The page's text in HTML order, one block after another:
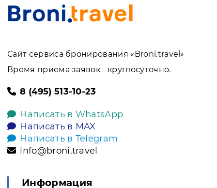
Сайт сервиса бронирования «Broni.travel»
Время приема заявок - круглосуточно.
8 (495) 513-10-23
Написать в WhatsApp
Написать в MAX
Написать в Telegram
info@broni.travel
Информация